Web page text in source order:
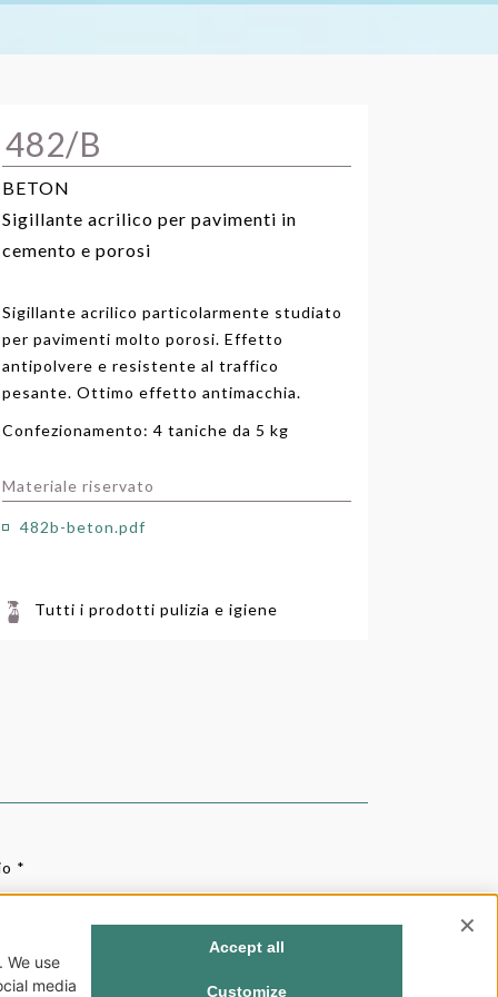
e porosi
482/B
BETON
Sigillante acrilico per pavimenti in
cemento e porosi
Sigillante acrilico particolarmente studiato
per pavimenti molto porosi. Effetto
antipolvere e resistente al traffico
pesante. Ottimo effetto antimacchia.
Confezionamento: 4 taniche da 5 kg
Materiale riservato
482b-beton.pdf
Tutti i prodotti pulizia e igiene
*
newsletter e ricezione comunicazioni commerciali,